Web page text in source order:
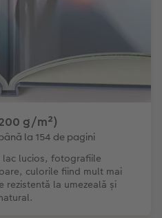
g/m²)
la 154 de pagini
lucios, fotografiile
culorile fiind mult mai
la umezeală și